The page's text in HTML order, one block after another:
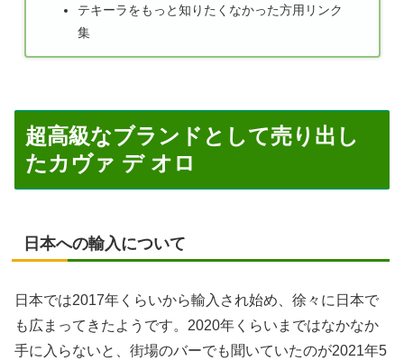
テキーラをもっと知りたくなかった方用リンク
集
超高級なブランドとして売り出し
たカヴァ デ オロ
日本への輸入について
日本では2017年くらいから輸入され始め、徐々に日本で
も広まってきたようです。2020年くらいまではなかなか
手に入らないと、街場のバーでも聞いていたのが2021年5